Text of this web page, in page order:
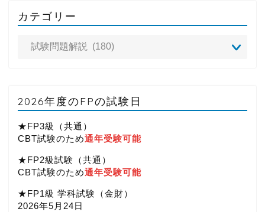
カテゴリー
2026年度のFPの試験日
★FP3級（共通）
CBT試験のため通年受験可能
★FP2級試験（共通）
CBT試験のため通年受験可能
★FP1級 学科試験（金財）
2026年5月24日